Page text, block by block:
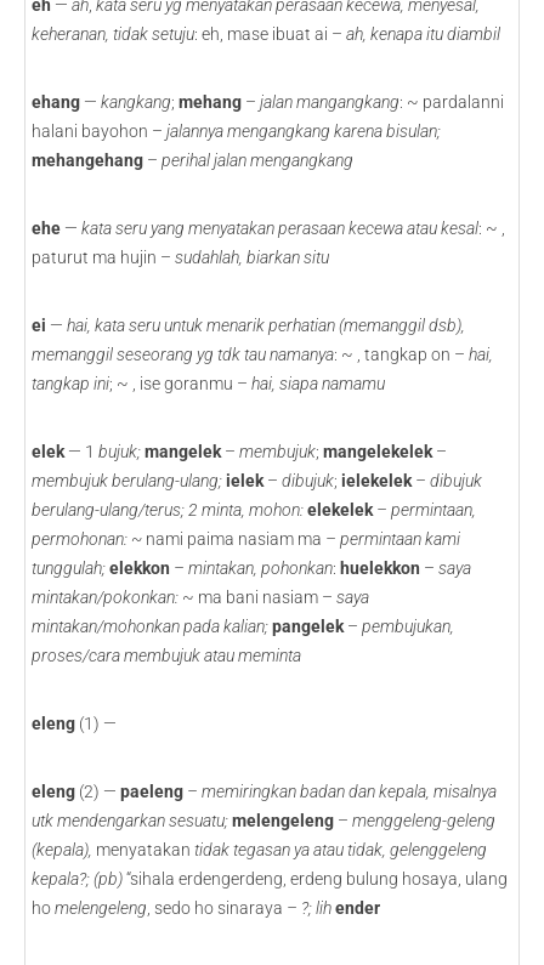
eh — ah kata seru yg menyatakan perasaan kecewa, menyesal,
keheranan, tidak setuju: eh, mase ibuat ai – ah, kenapa itu diambil
ehang — kangkang; mehang – jalan mangangkang: ~ pardalanni
halani bayohon – jalannya mengangkang karena bisulan;
mehangehang – perihaljalan mengangkang
ehe — kata seru yang menyatakan perasaan kecewa atau kesal: ~ ,
paturut ma hujin – sudahlah, biarkan situ
ei — hai, kata seru untuk menarik perhatian (memanggil dsb),
memanggil seseorang yg tdk tau namanya: ~ , tangkap on – hai,
tangkap ini; ~ , ise goranmu – hai, siapa namamu
elek — 1 bujuk;mangelek – membujuk; mangelekelek –
membujuk berulang-ulang;ielek – dibujuk; ielekelek – dibujuk
berulang-ulang/terus; 2 minta, mohon:elekelek – permintaan,
permohonan: ~ nami paima nasiam ma – permintaan kami
tunggulah;elekkon – mintakan, pohonkan: huelekkon – saya
mintakan/pokonkan: ~ ma bani nasiam – saya
mintakan/mohonkan pada kalian;pangelek – pembujukan,
proses/cara membujuk atau meminta
eleng (1) —
eleng (2) — paeleng – memiringkan badan dan kepala, misalnya
utk mendengarkan sesuatu;melengeleng – menggeleng-geleng
(kepala), menyatakan tidak tegasan ya atau tidak, gelenggeleng
kepala?; (pb)“sihala erdengerdeng, erdeng bulung hosaya, ulang
homelengeleng , sedo ho sinaraya – ?; lihender